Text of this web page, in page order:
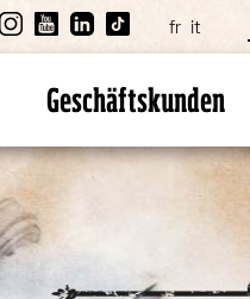
fr it
Geschäftskunden